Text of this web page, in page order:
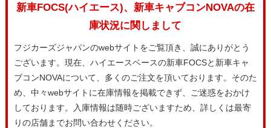
新車FOCS(ハイエース)、新車キャブコンNOVAの在
庫状況に関しまして
フジカーズジャパンのwebサイトをご覧頂き、誠にありがとう
ございます。現在、ハイエースベースの新車FOCSと新車キャ
ブコンNOVAについて、多くのご注文を頂いております。そのた
め、中々webサイトに在庫情報を掲載できず、ご迷惑をおかけ
しております。入庫情報は随時ございますため、詳しくは最寄
りの店舗までお問い合わせください。